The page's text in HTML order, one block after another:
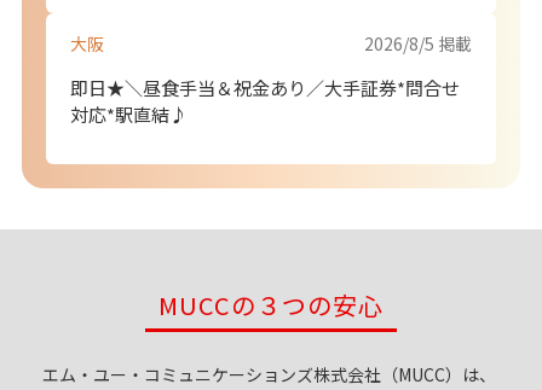
MUCCの３つの安心
エム・ユー・コミュニケーションズ株式会社（MUCC）は、